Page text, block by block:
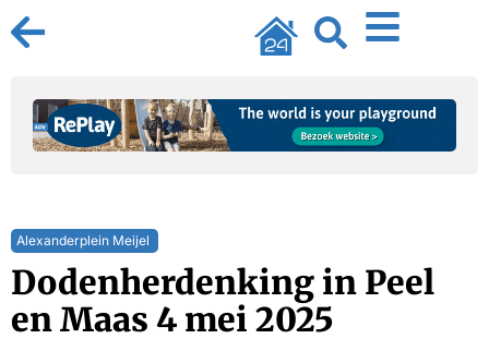
Alexanderplein Meijel
Dodenherdenking in Peel
en Maas 4 mei 2025